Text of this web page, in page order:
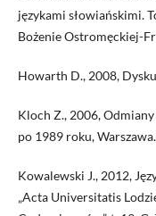
językami słowiańskimi.
Bożenie Ostromęckiej-
Howarth D., 2008,
Kloch Z., 2006,
po 1989 roku, Warszawa.
Kowalewski J., 2012,
„Acta Universitatis